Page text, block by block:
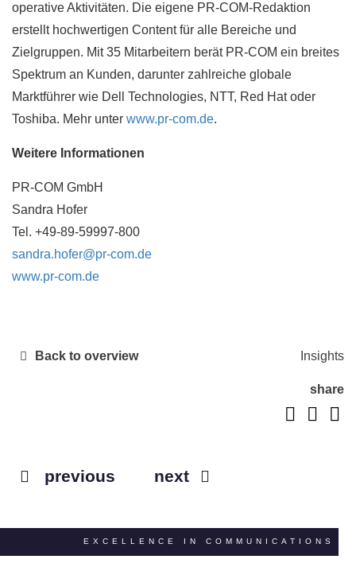
operative Aktivitäten. Die eigene PR-COM-Redaktion
erstellt hochwertigen Content für alle Bereiche und
Zielgruppen. Mit 35 Mitarbeitern berät PR-COM ein breites
Spektrum an Kunden, darunter zahlreiche globale
Marktführer wie Dell Technologies, NTT, Red Hat oder
Toshiba. Mehr unter www.pr-com.de.
Weitere Informationen
PR-COM GmbH
Sandra Hofer
Tel. +49-89-59997-800
sandra.hofer@pr-com.de
www.pr-com.de
Back to overview Insights
share
previous next
EXCELLENCE IN COMMUNICATIONS